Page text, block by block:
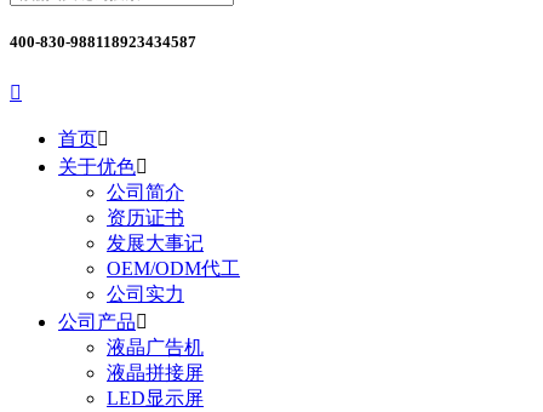
400-830-988118923434587

首页
关于优色
公司简介
资历证书
发展大事记
OEM/ODM代工
公司实力
公司产品
液晶广告机
液晶拼接屏
LED显示屏